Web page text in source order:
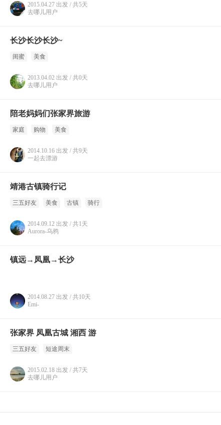
2015.04.27 出发 / 共5天
去哪儿用户
长沙长沙长沙~
闺蜜 美食
2013.04.02 出发 / 共0天
去哪儿用户
陪老妈妈们张家界旅游
家庭 购物 美食
2014.10.16 出发 / 共9天
一起去漂游
靖港古镇骑行记
三五好友 美食 古镇 骑行
2014.09.12 出发 / 共1天
Aurora-乌鸦
镇远→凤凰→长沙
2014.08.27 出发 / 共10天
Emi-
张家界 凤凰古城 湘西 游
三五好友 短途周末
2015.02.18 出发 / 共7天
去哪儿用户